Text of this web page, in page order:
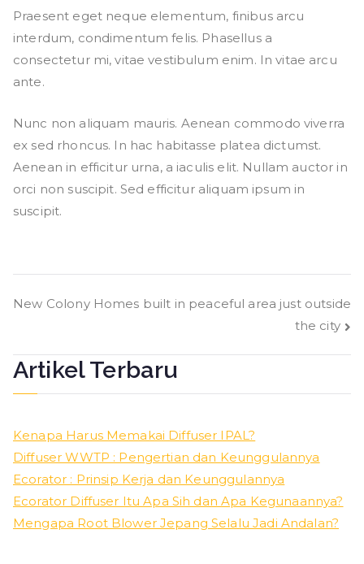
Praesent eget neque elementum, finibus arcu
interdum, condimentum felis. Phasellus a
consectetur mi, vitae vestibulum enim. In vitae arcu
ante.
Nunc non aliquam mauris. Aenean commodo viverra
ex sed rhoncus. In hac habitasse platea dictumst.
Aenean in efficitur urna, a iaculis elit. Nullam auctor in
orci non suscipit. Sed efficitur aliquam ipsum in
suscipit.
Navigasi
New Colony Homes built in peaceful area just outside
the city
Artikel Terbaru
Kenapa Harus Memakai Diffuser IPAL?
Diffuser WWTP : Pengertian dan Keunggulannya
Ecorator : Prinsip Kerja dan Keunggulannya
Ecorator Diffuser Itu Apa Sih dan Apa Kegunaannya?
Mengapa Root Blower Jepang Selalu Jadi Andalan?